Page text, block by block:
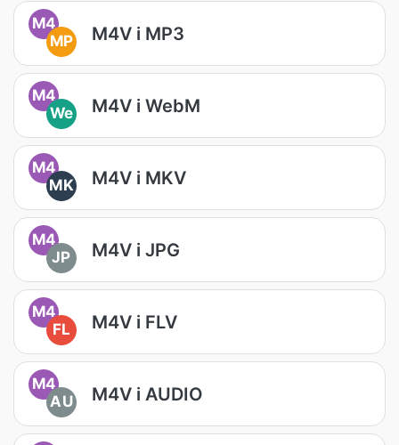
M4
MP
M4V i MP3
M4
We
M4V i WebM
M4
MK
M4V i MKV
M4
JP
M4V i JPG
M4
FL
M4V i FLV
M4
AU
M4V i AUDIO